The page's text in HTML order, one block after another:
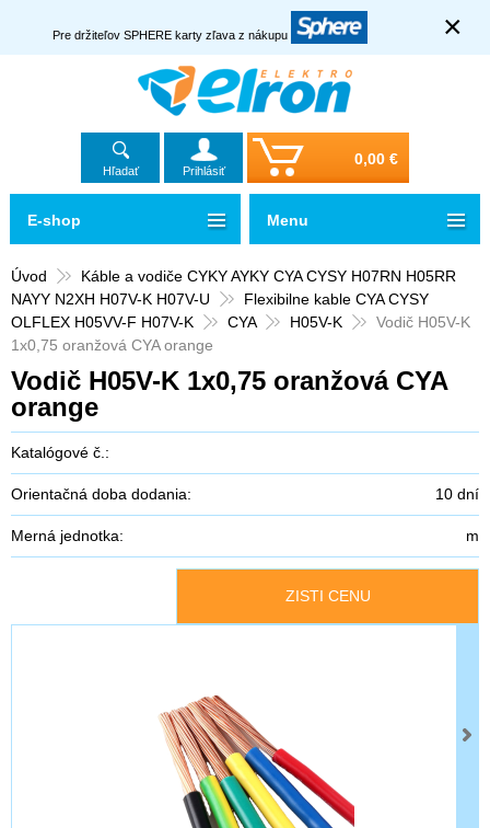
Pre držiteľov SPHERE karty zľava z nákupu ×
Hľadať Prihlásiť
0,00 €
Úvod
Káble a vodiče CYKY AYKY CYA CYSY H07RN H05RR
NAYY N2XH H07V-K H07V-U
Flexibilne kable CYA CYSY
OLFLEX H05VV-F H07V-K
CYA H05V-K
Vodič H05V-K
1x0,75 oranžová CYA orange
Vodič H05V-K 1x0,75 oranžová CYA
orange
Katalógové č.:
Orientačná doba dodania: 10 dní
Merná jednotka: m
ZISTI CENU
E-shop Menu